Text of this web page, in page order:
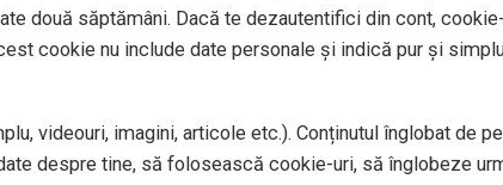
două săptămâni. Dacă te dezautentifici din cont,
cookie nu include date personale și indică pur și
videouri, imagini, articole etc.). Conținutul înglobat de
despre tine, să folosească cookie-uri, să înglobeze